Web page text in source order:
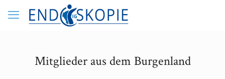
Mitglieder aus dem Burgenland